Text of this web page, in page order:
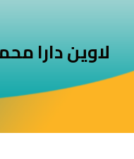
لاوين دارا